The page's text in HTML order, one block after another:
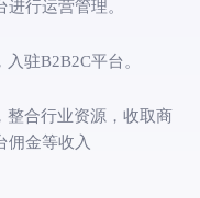
行运营管理。
驻B2B2C平台。
整合行业资源，收取商
佣金等收入